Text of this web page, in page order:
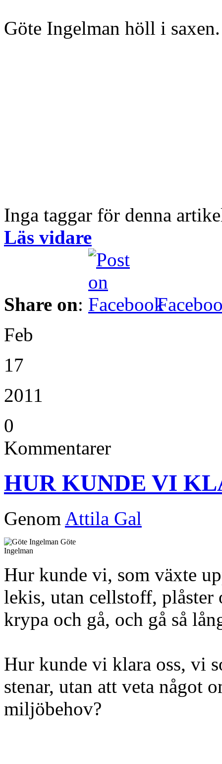
Göte Ingelman höll i saxen.
Inga taggar för denna
Läs vidare
Share on:
Feb
17
2011
0
Kommentarer
HUR KUNDE VI
Genom Attila Gal
Göte
Ingelman
Hur kunde vi, som växte
lekis, utan cellstoff, plåster
krypa och gå, och gå så
Hur kunde vi klara oss, vi
stenar, utan att veta något
miljöbehov?